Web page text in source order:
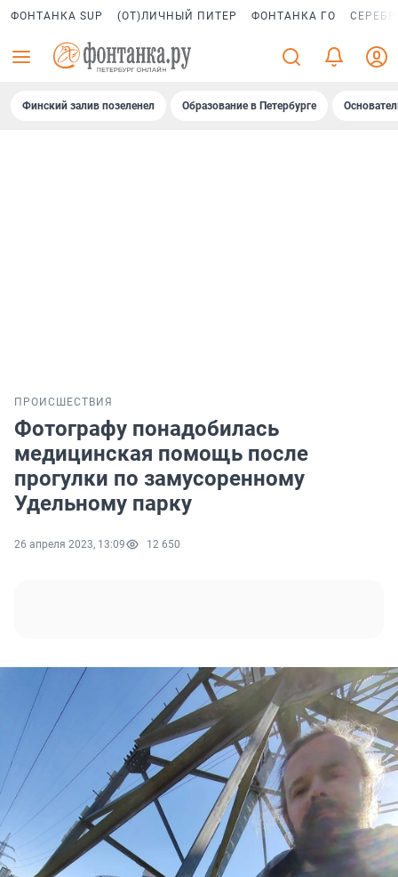
ФОНТАНКА SUP (ОТ)ЛИЧНЫЙ ПИТЕР ФОНТАНКА ГО
Финский залив позеленел Образование в Петербурге
ПРОИСШЕСТВИЯ
Фотографу понадобилась
медицинская помощь после
прогулки по замусоренному
Удельному парку
26 апреля 2023, 13:09 12 650